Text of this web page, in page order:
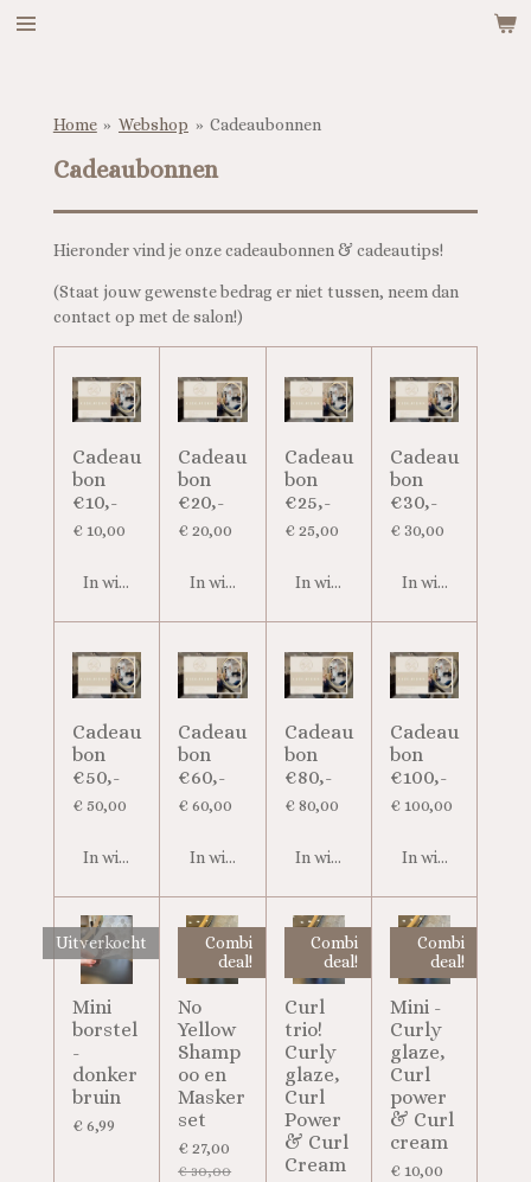
Ga
hoofdinhoud
Home » Webshop » Cadeaubonnen
Cadeaubonnen
Hieronder vind je onze cadeaubonnen & cadeautips!
(Staat jouw gewenste bedrag er niet tussen, neem dan
contact op met de salon!)
Cadeau
bon
€10,-
€ 10,00
In winkelwagen
Cadeau
bon
€20,-
€ 20,00
In winkelwagen
Cadeau
bon
€25,-
€ 25,00
In winkelwagen
Cadeau
bon
€30,-
€ 30,00
In winkelwagen
Cadeau
bon
€50,-
€ 50,00
In winkelwagen
Cadeau
bon
€60,-
€ 60,00
In winkelwagen
Cadeau
bon
€80,-
€ 80,00
In winkelwagen
Cadeau
bon
€100,-
€ 100,00
In winkelwagen
Uitverkocht
Mini
borstel
-
donker
bruin
€ 6,99
Combi
deal!
No
Yellow
Shamp
oo en
Masker
set
€ 27,00
€ 30,00
Combi
deal!
Curl
trio!
Curly
glaze,
Curl
Power
& Curl
Cream
Combi
deal!
Mini -
Curly
glaze,
Curl
power
& Curl
cream
€ 10,00